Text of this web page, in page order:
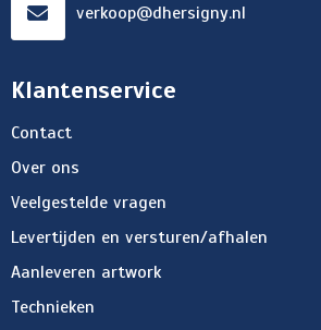
verkoop@dhersigny.nl
Klantenservice
Contact
Over ons
Veelgestelde vragen
Levertijden en versturen/afhalen
Aanleveren artwork
Technieken